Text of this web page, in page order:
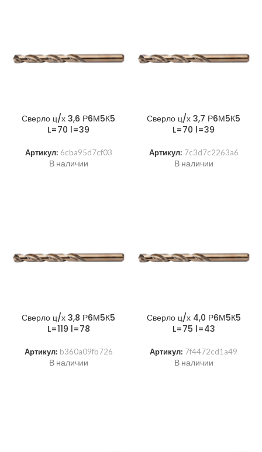
Сверло ц/х 3,6 Р6М5К5
L=70 l=39
Артикул: 6cba95d7cf03
В наличии
Сверло ц/х 3,7 Р6М5К5
L=70 l=39
Артикул: 7c3d7c2263a6
В наличии
Сверло ц/х 3,8 Р6М5К5
L=119 l=78
Артикул: b360a09fb726
В наличии
Сверло ц/х 4,0 Р6М5К5
L=75 l=43
Артикул: 7f4472cd1a49
В наличии